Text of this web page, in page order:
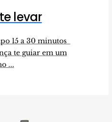
levar
15 a 30 minutos
te guiar em um
...